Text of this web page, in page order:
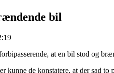
bil
at en bil stod og
kunne de konstatere, at der sad to